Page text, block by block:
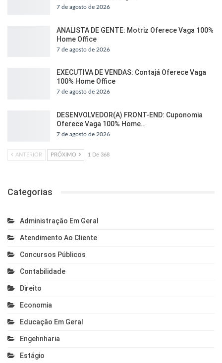
7 de agosto de 2026
ANALISTA DE GENTE: Motriz Oferece Vaga 100%
Home Office
7 de agosto de 2026
EXECUTIVA DE VENDAS: Contajá Oferece Vaga
100% Home Office
7 de agosto de 2026
DESENVOLVEDOR(A) FRONT-END: Cuponomia
Oferece Vaga 100% Home…
7 de agosto de 2026
ANTERIOR PRÓXIMO 1 De 368
Categorias
Administração Em Geral
Atendimento Ao Cliente
Concursos Públicos
Contabilidade
Direito
Economia
Educação Em Geral
Engehnharia
Estágio